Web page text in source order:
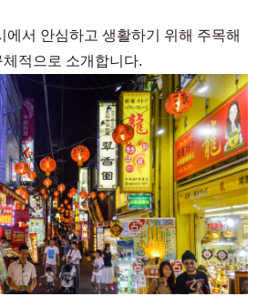
에서 안심하고 생활하기 위해 주목해
적으로 소개합니다.